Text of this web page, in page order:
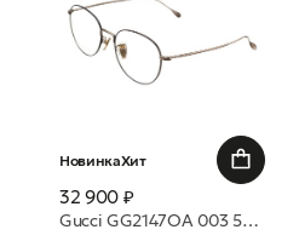
НовинкаХит
32 900 ₽
Gucci GG2147OA 003 54 оправа